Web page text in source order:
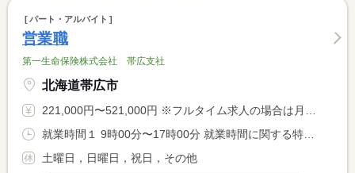
パート・アルバイト
営業職
第一生命保険株式会社 帯広支社
北海道帯広市
221,000円〜521,000円 ※フルタイム求人の場合は月額（換算額）、パート求人の場合は時間額を表示しています。
土曜日，日曜日，祝日，その他